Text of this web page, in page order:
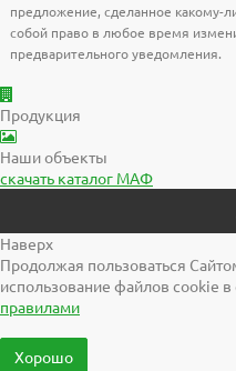
предложение, сделанное какому-
собой право в любое время
предварительного уведомления.
Продукция
Наши объекты
скачать каталог МАФ
Наверх
Продолжая пользоваться
использование файлов cookie
правилами
Хорошо